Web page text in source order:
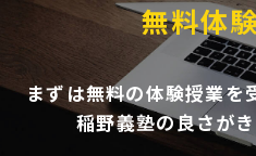
無料体
まずは無料の体験授業を
稲野義塾の良さがき